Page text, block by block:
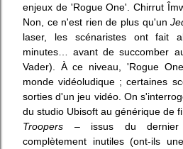
enjeux de 'Rogue One'.Chirrut
Non, cen'est rien de plus qu'un
laser, les scénaristes ont fait
minutes…
avant de succomber
Vader). À ce niveau, 'Rogue
mondevidéoludique ;certaines
sorties d'un jeu vidéo. On
du studio Ubisoft au générique de
Troopers – issus du
complètement inutiles(ont-ils